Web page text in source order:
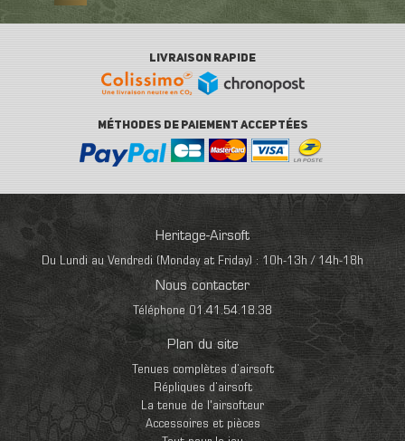
LIVRAISON RAPIDE
MÉTHODES DE PAIEMENT ACCEPTÉES
Heritage-Airsoft
Du Lundi au Vendredi (Monday at Friday) : 10h-13h / 14h-18h
Nous contacter
Téléphone 01.41.54.18.38
Plan du site
Tenues complètes d’airsoft
Répliques d’airsoft
La tenue de l'airsofteur
Accessoires et pièces